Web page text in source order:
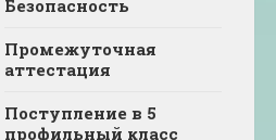
Безопасность
Промежуточная
аттестация
Поступление в 5
профильный класс